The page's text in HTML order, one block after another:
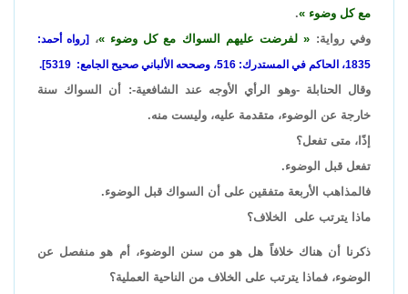
مع كل وضوء
.
وفي رواية:
لفرضت عليهم السواك مع كل وضوء ، [رواه أحمد:
1835، الحاكم في المستدرك: 516، وصححه الألباني صحيح الجامع: 5319].
وقال الحنابلة -وهو الرأي الأوجه عند الشافعية-: أن السواك سنة
خارجة عن الوضوء، متقدمة عليه، وليست منه.
إذًا، متى تفعل؟
تفعل قبل الوضوء.
فالمذاهب الأربعة متفقين على أن السواك قبل الوضوء.
ماذا يترتب على الخلاف؟
ذكرنا أن هناك خلافاً هل هو من سنن الوضوء، أم هو منفصل عن
الوضوء، فماذا يترتب على الخلاف من الناحية العملية؟